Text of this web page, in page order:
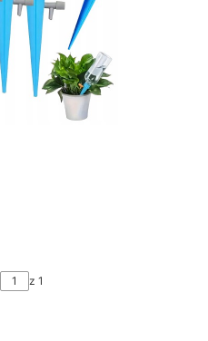
z 1